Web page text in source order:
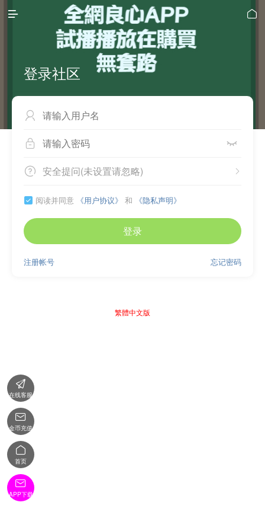
 
登录社区

 
 
安全提问(未设置请忽略)
 阅读并同意 《用户协议》 和 《隐私声明》
登录
忘记密码
注册帐号
繁體中文版

在线客服

金币充值

首页

APP下载